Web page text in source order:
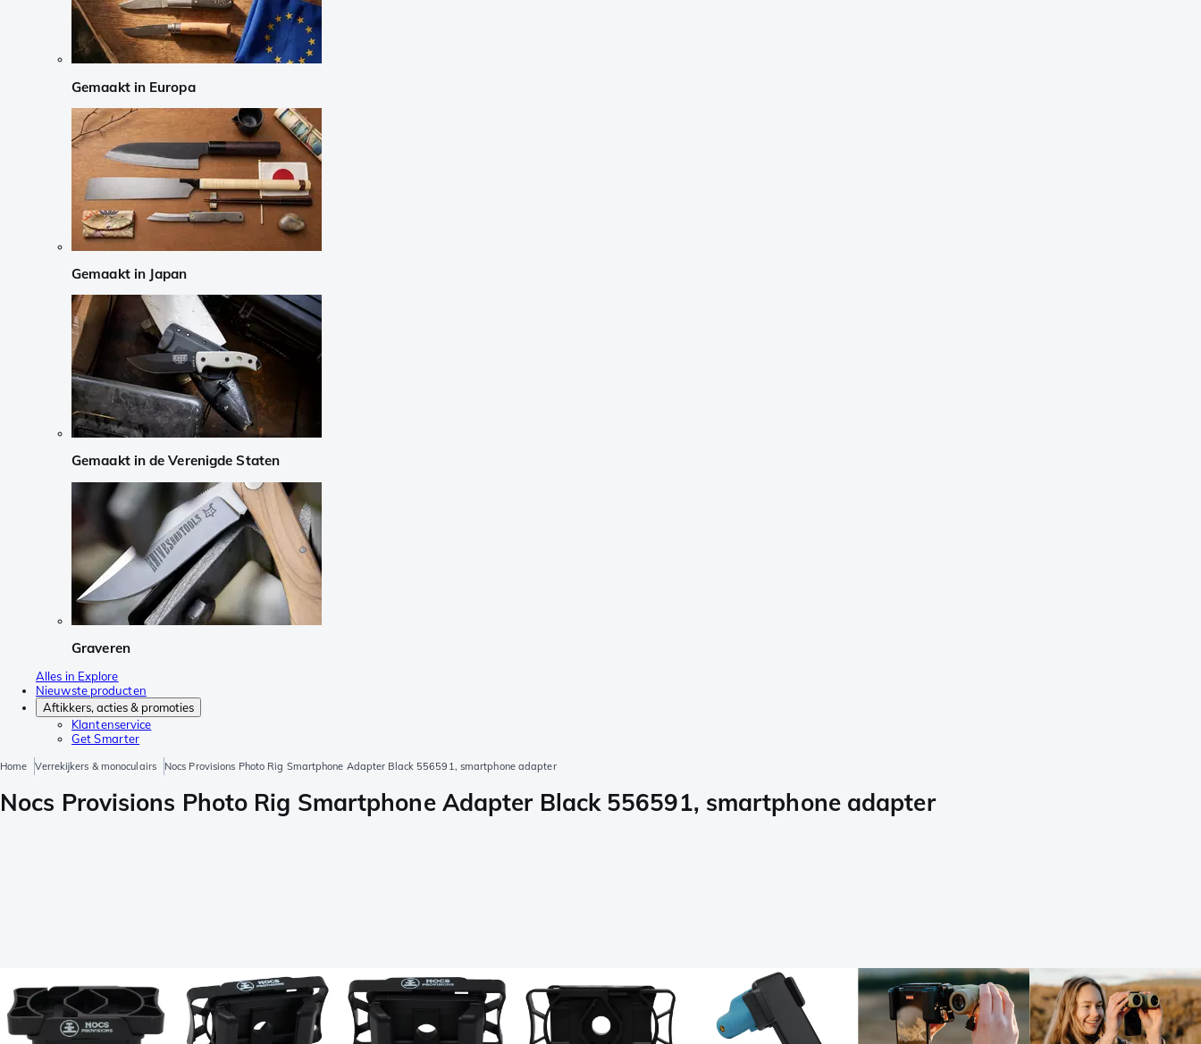
Gemaakt in Europa
Gemaakt in Japan
Gemaakt in de Verenigde Staten
Graveren
Alles in Explore
Nieuwste producten
Aftikkers, acties & promoties
Klantenservice
Get Smarter
Home Verrekijkers & monoculairs Nocs Provisions Photo Rig Smartphone Adapter Black 556591, smartphone adapter
Nocs Provisions Photo Rig Smartphone Adapter Black 556591, smartphone adapter